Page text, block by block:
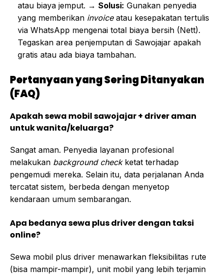
atau biaya jemput. → Solusi: Gunakan penyedia
yang memberikan invoiceatau kesepakatan tertulis
via WhatsApp mengenai total biaya bersih (Nett).
Tegaskan area penjemputan di Sawojajar apakah
gratis atau ada biaya tambahan.
Pertanyaan yang Sering Ditanyakan
(FAQ)
Apakah sewa mobil sawojajar + driver aman
untuk wanita/keluarga?
Sangat aman. Penyedia layanan profesional
melakukan background checkketat terhadap
pengemudi mereka. Selain itu, data perjalanan Anda
tercatat sistem, berbeda dengan menyetop
kendaraan umum sembarangan.
Apa bedanya sewa plus driver dengan taksi
online?
Sewa mobil plus driver menawarkan fleksibilitas rute
(bisa mampir-mampir), unit mobil yang lebih terjamin